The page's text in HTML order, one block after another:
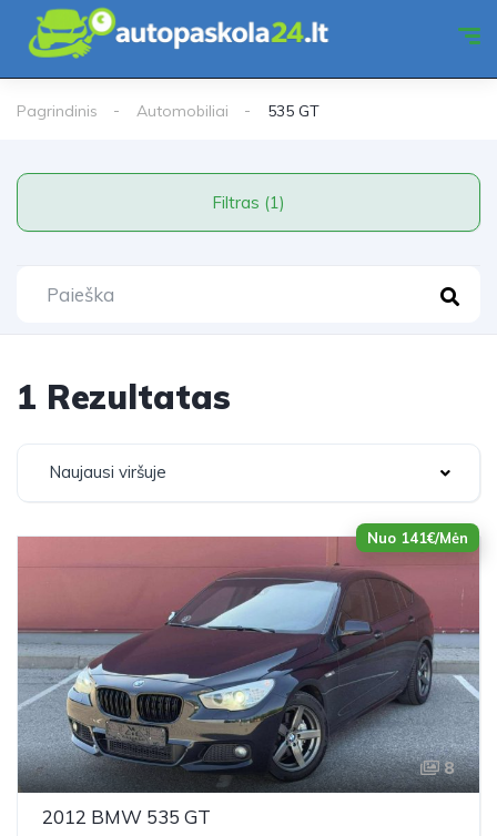
Pagrindinis Automobiliai 535 GT
Filtras (1)
1 Rezultatas
Naujausi viršuje
Nuo 141€/Mėn
8
2012 BMW 535 GT